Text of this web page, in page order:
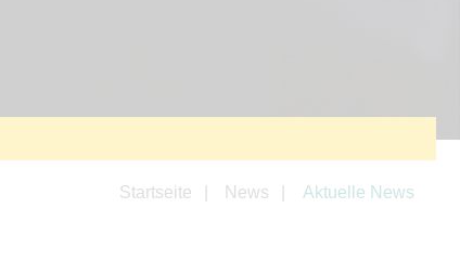
Startseite News Aktuelle News